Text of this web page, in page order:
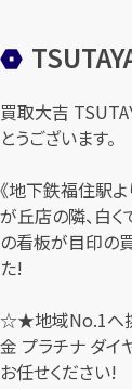
買取大吉
とうございます。
《地下鉄福住駅よ
が丘店の隣、白
の看板が目印の
た!
☆★地域No.1
金 プラチナ ダイ
お任せください!